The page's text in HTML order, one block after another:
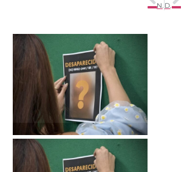
Neymar passará por cirurgia no tornozelo e ficará até quatro meses afastado dos gramados Dua Lipa demite empresário acusado de barrar banda pró-Palestina em festival